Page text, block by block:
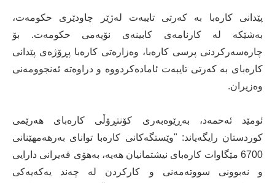
پێدانی کارەبا بە کەرتی تایبەت لەژێر چاودێری حکومەت،
بەشێکە لە کارنامەی کابینەی نۆیەمی حکومەت. بۆ
چارەسەرکردنی پرسی کارەبا، وەزارەتی کارەبا پڕۆژەی پێدانی
کارەبای بە کەرتی تایبەت ئامادەکردووە و دراوەتە ئەنجوومەنی
وەزیران.
ئومێد ئەحمەد، بەڕێوەبەری کۆنتڕۆڵی کارەبای هەرێمی
کوردستان رایگەیاند: "وێستگەکانی کارەبا توانای بەرهەمهێنانی
6700 مێگاوات کارەبای نیشتمانیان هەیە، بەهۆی قەیرانی دارایی
و نەبوونی سووتەمەنی و کارکردن لە چەند یەكەیەكی